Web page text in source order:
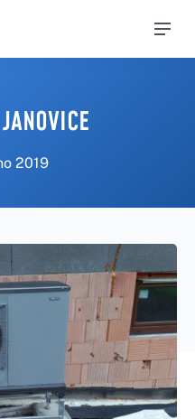
2019